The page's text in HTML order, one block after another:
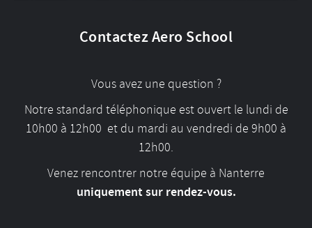
Contactez Aero School
Vous avez une question ?
Notre standard téléphonique est ouvert le lundi de
10h00 à 12h00 et du mardi au vendredi de 9h00 à
12h00.
Venez rencontrer notre équipe à Nanterre
uniquement sur rendez-vous.